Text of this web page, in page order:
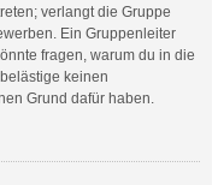
verlangt die Gruppe
Ein Gruppenleiter
fragen, warum du in die
keinen
Grund dafür haben.